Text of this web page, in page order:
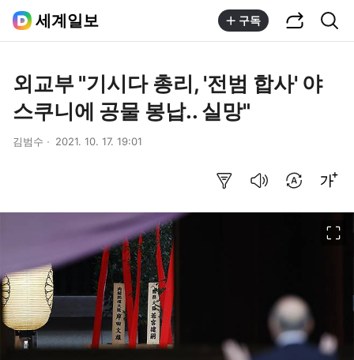
세계일보 구독
외교부 "기시다 총리, '전범 합사' 야
스쿠니에 공물 봉납.. 실망"
김범수 2021. 10. 17. 19:01